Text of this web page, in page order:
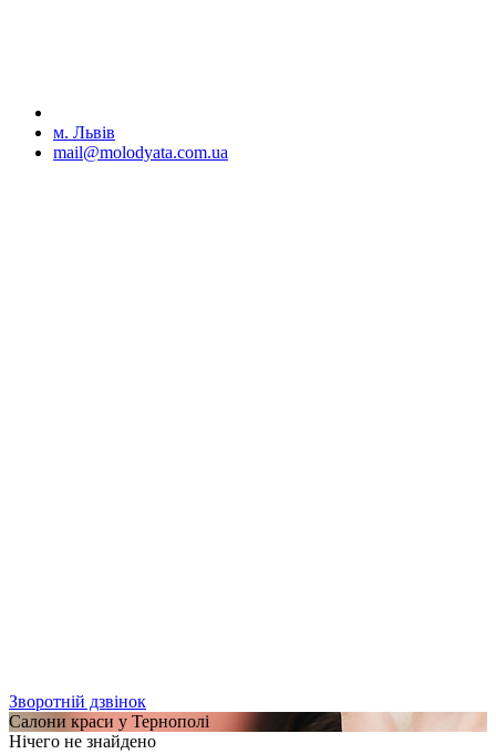
м. Львів
mail@molodyata.com.ua
Зворотній дзвінок
Салони краси у Тернополі
Нічего не знайдено